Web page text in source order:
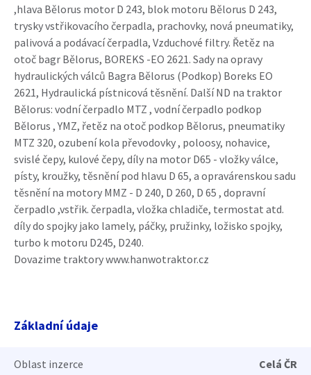
,hlava Bělorus motor D 243, blok motoru Bělorus D 243,
trysky vstřikovacího čerpadla, prachovky, nová pneumatiky,
palivová a podávací čerpadla, Vzduchové filtry. Řetěz na
otoč bagr Bělorus, BOREKS -EO 2621. Sady na opravy
hydraulických válců Bagra Bělorus (Podkop) Boreks EO
2621, Hydraulická pístnicová těsnění. Další ND na traktor
Bělorus: vodní čerpadlo MTZ , vodní čerpadlo podkop
Bělorus , YMZ, řetěz na otoč podkop Bělorus, pneumatiky
MTZ 320, ozubení kola převodovky , poloosy, nohavice,
svislé čepy, kulové čepy, díly na motor D65 - vložky válce,
písty, kroužky, těsnění pod hlavu D 65, a opravárenskou sadu
těsnění na motory MMZ - D 240, D 260, D 65 , dopravní
čerpadlo ,vstřik. čerpadla, vložka chladiče, termostat atd.
díly do spojky jako lamely, páčky, pružinky, ložisko spojky,
turbo k motoru D245, D240.
Dovazime traktory www.hanwotraktor.cz
Základní údaje
Oblast inzerce Celá ČR